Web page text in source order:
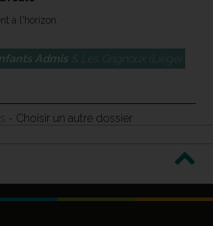
à l'horizon.
Admis& Les Grignoux (Liège)
- Choisir un autre dossier